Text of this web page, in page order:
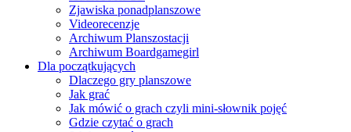
Zjawiska ponadplanszowe
Videorecenzje
Archiwum Planszostacji
Archiwum Boardgamegirl
Dla początkujących
Dlaczego gry planszowe
Jak grać
Jak mówić o grach czyli mini-słownik pojęć
Gdzie czytać o grach